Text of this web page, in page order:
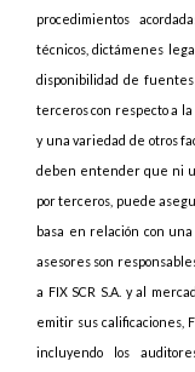
procedimientos
técnicos, dictámenes
disponibilidad de
terceros con respecto a
y una variedad de otros
deben entender que ni
por terceros, puede
basa en relación con
asesores son
a FIX SCR S.A. y al
emitir sus calificaciones,
incluyendo los